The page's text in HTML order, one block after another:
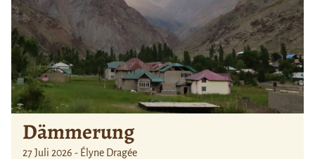
Dämmerung
27 Juli 2026 - Élyne Dragée